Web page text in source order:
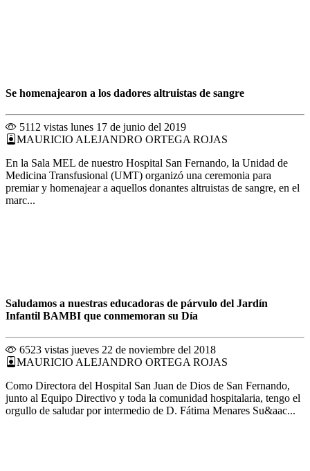
Se homenajearon a los dadores altruistas de sangre
5112 vistas lunes 17 de junio del 2019
MAURICIO ALEJANDRO ORTEGA ROJAS
En la Sala MEL de nuestro Hospital San Fernando, la Unidad de
Medicina Transfusional (UMT) organizó una ceremonia para
premiar y homenajear a aquellos donantes altruistas de sangre, en el
marc...
Saludamos a nuestras educadoras de párvulo del Jardín
Infantil BAMBI que conmemoran su Día
6523 vistas jueves 22 de noviembre del 2018
MAURICIO ALEJANDRO ORTEGA ROJAS
Como Directora del Hospital San Juan de Dios de San Fernando,
junto al Equipo Directivo y toda la comunidad hospitalaria, tengo el
orgullo de saludar por intermedio de D. Fátima Menares Su&aac...